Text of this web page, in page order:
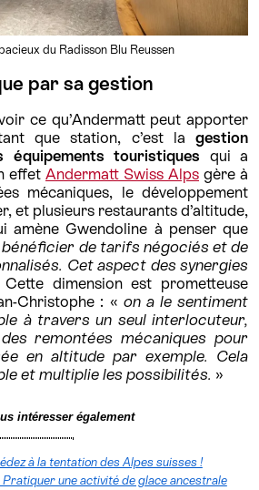
du Radisson Blu Reussen
par sa gestion
ce qu’Andermatt peut apporter
que station, c’est la gestion
équipements touristiques qui a
effet Andermatt Swiss Alps gère à
mécaniques, le développement
et plusieurs restaurants d’altitude,
amène Gwendoline à penser que
bénéficier de tarifs négociés et de
Cet aspect des synergies
dimension est prometteuse
Christophe : « on a le sentiment
à travers un seul interlocuteur,
remontées mécaniques pour
en altitude par exemple. Cela
et multiplie les possibilités. »
intéresser également
à la tentation des Alpes suisses !
une activité de glace ancestrale